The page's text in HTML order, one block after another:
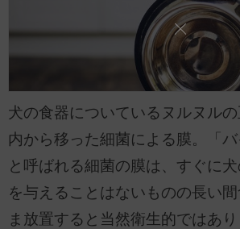
犬の食器についているヌルヌル
内から移った細菌による膜。「バ
と呼ばれる細菌の膜は、すぐに
を与えることはないものの長い
ま放置すると当然衛生的ではあ